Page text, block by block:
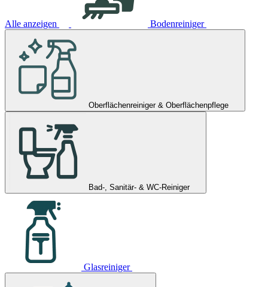
Alle anzeigen Bodenreiniger
Oberflächenreiniger & Oberflächenpflege
Bad-, Sanitär- & WC-Reiniger
Glasreiniger